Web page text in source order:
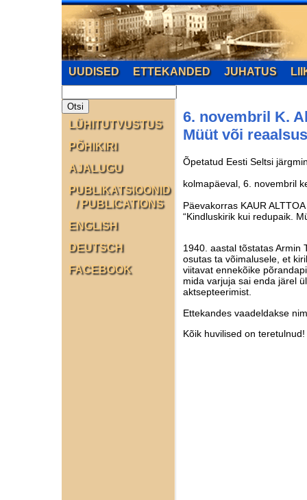
UUDISED ETTEKANDED JUHATUS
6. novembril K.
Müüt või
Õpetatud Eesti Seltsi
kolmapäeval, 6. novembril
Päevakorras KAUR
“Kindluskirik kui redupaik.
1940. aastal tõstatas Armin
osutas ta võimalusele, et
viitavat ennekõike
mida varjuja sai enda järel
aktsepteerimist.
Ettekandes vaadeldakse
Kõik huvilised on teretulnud!
LÜHITUTVUSTUS
PÕHIKIRI
AJALUGU
PUBLIKATSIOONID
/ PUBLICATIONS
ENGLISH
DEUTSCH
FACEBOOK